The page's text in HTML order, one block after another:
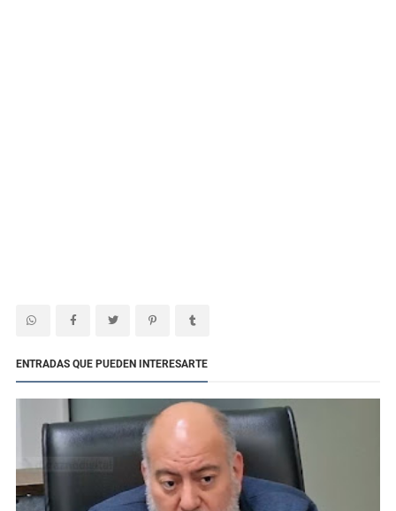
ENTRADAS QUE PUEDEN INTERESARTE